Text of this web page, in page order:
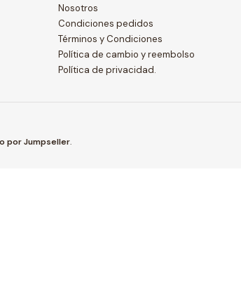
Nosotros
Condiciones pedidos
Términos y Condiciones
Política de cambio y reembolso
Política de privacidad.
por Jumpseller.